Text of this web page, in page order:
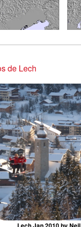
de Lech